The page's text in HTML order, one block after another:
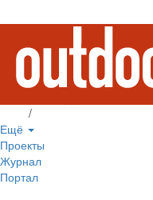
/
Ещё
Проекты
Журнал
Портал